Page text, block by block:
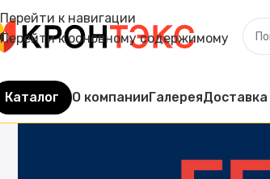
Перейти к навигации
Перейти к основному содержимому
Каталог О компанииГалерея